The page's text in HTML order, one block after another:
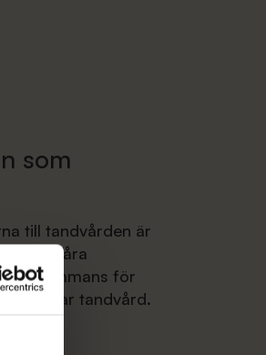
som
till tandvården är
Våra
tillsammans för
hållbar tandvård.